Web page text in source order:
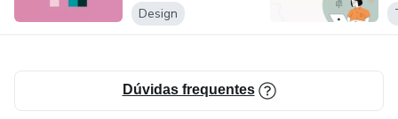
Design
Dúvidas frequentes